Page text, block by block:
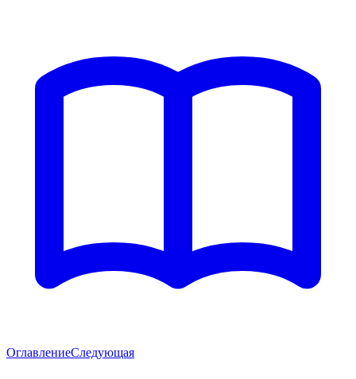
ОглавлениеСледующая